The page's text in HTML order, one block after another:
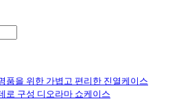
품을 위한 가볍고 편리한 진열케이스
로 구성 디오라마 쇼케이스